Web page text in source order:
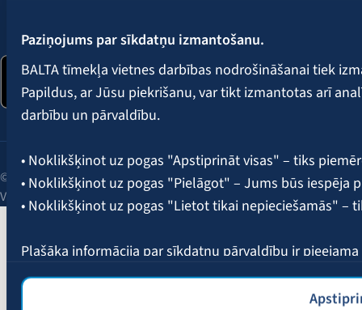
Paziņojums par sīkdatņu izmantošanu.
BALTA tīmekļa vietnes darbības nodrošināšanai tiek
Papildus, ar Jūsu piekrišanu, var tikt izmantotas arī
darbību un pārvaldību.
• Noklikšķinot uz pogas "Apstiprināt visas" – tiks
• Noklikšķinot uz pogas "Pielāgot" – Jums būs iespēja
• Noklikšķinot uz pogas "Lietot tikai nepieciešamās" –
Plašāka informācija par sīkdatņu pārvaldību ir pieejama
© 2026 AAS BALTA | Skanstes iela 25, Rīga, LV-1013, Latvija.
Vienotais reģ. Nr. 40003049409.